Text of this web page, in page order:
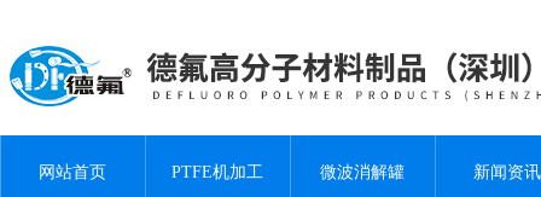
网站首页 PTFE机加工 微波消解罐 新闻资讯